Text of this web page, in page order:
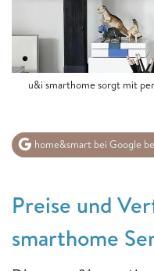
u&i smarthome sorgt mit
home&smart bei Google
Preise und
smarthome